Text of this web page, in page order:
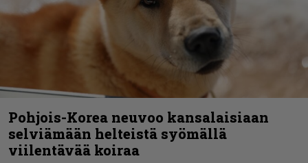
Pohjois-Korea neuvoo kansalaisiaan
selviämään helteistä syömällä
viilentävää koiraa